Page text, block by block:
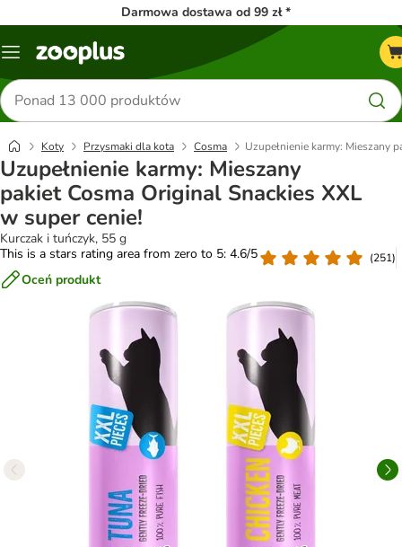
Darmowa dostawa od 99 zł *
Menu
Szukaj
produktów
Koty Przysmaki dla kota Cosma Uzupełnienie karmy: Mieszany
Uzupełnienie karmy: Mieszany
pakiet Cosma Original Snackies XXL
w super cenie!
Kurczak i tuńczyk, 55 g
This is a stars rating area from zero to 5: 4.6/5
(251)
Oceń produkt